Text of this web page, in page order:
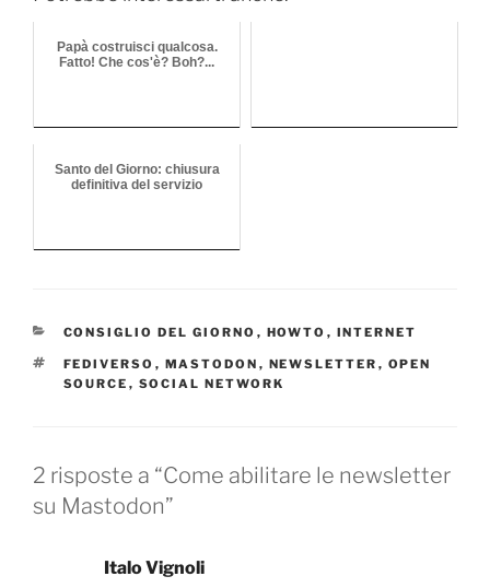
Papà costruisci qualcosa.
Fatto! Che cos'è? Boh?...
Santo del Giorno: chiusura
definitiva del servizio
CATEGORIE
CONSIGLIO DEL GIORNO , HOWTO , INTERNET
TAG
FEDIVERSO , MASTODON , NEWSLETTER , OPEN
SOURCE , SOCIAL NETWORK
2 risposte a “Come abilitare le newsletter
su Mastodon”
Italo Vignoli